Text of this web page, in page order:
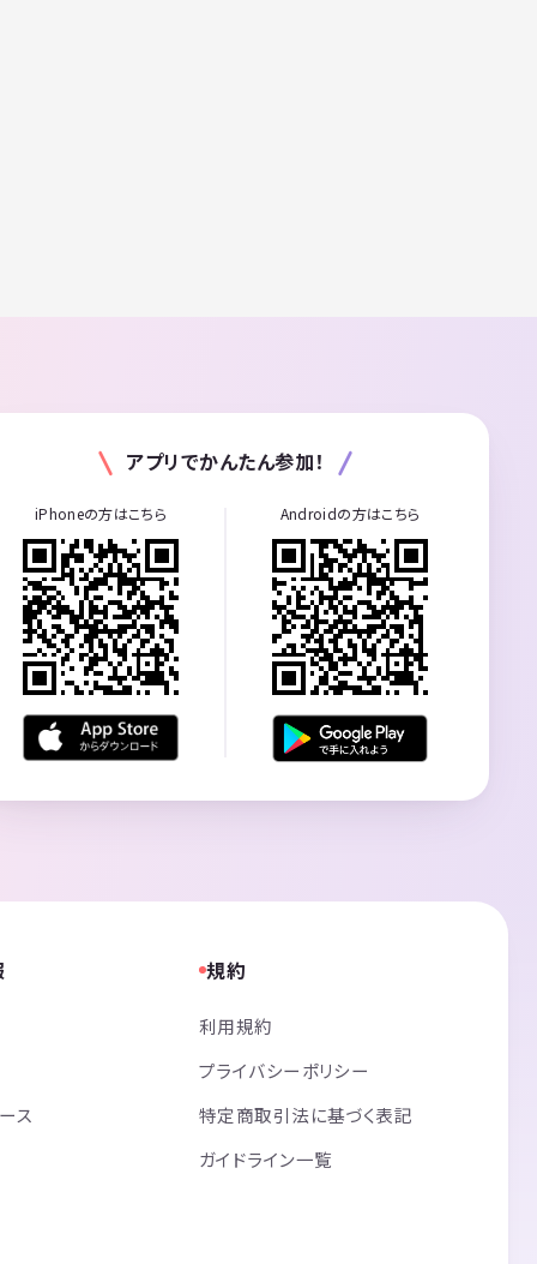
アプリでかんたん参加！
iPhoneの方はこちら Androidの方はこちら
ス
規約
利用規約
プライバシーポリシー
特定商取引法に基づく表記
ガイドライン一覧